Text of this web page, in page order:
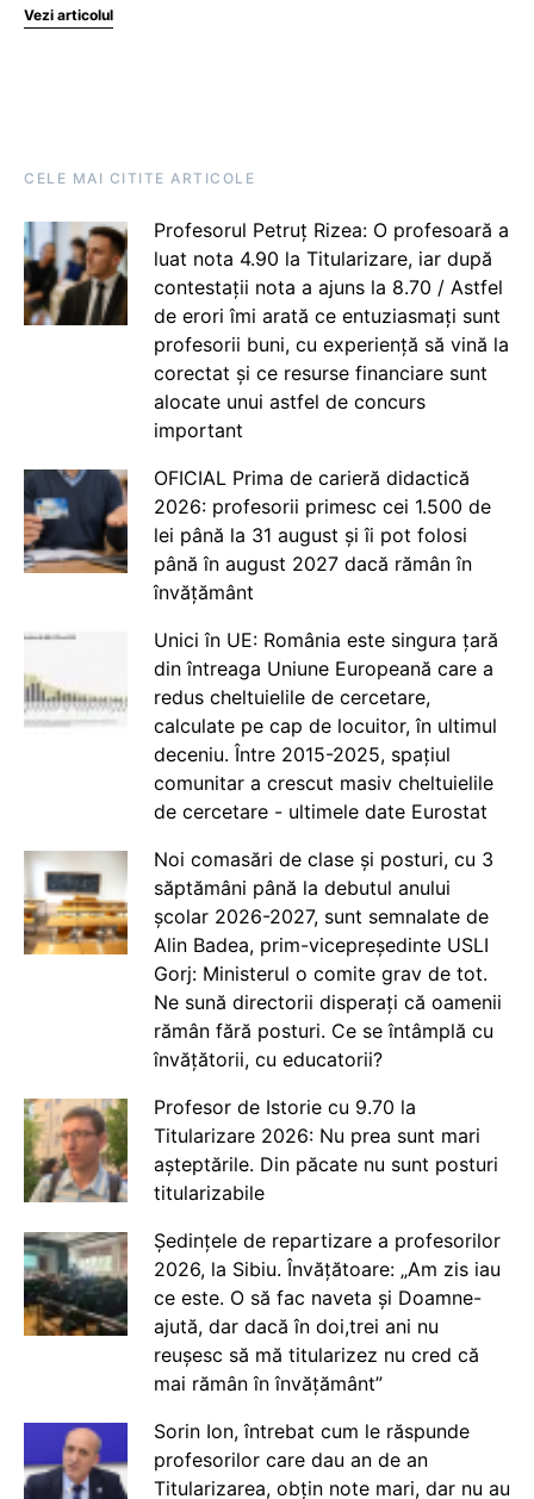
Vezi articolul
CELE MAI CITITE ARTICOLE
Profesorul Petruț Rizea: O profesoară a
luat nota 4.90 la Titularizare, iar după
contestații nota a ajuns la 8.70 / Astfel
de erori îmi arată ce entuziasmați sunt
profesorii buni, cu experiență să vină la
corectat și ce resurse financiare sunt
alocate unui astfel de concurs
important
OFICIAL Prima de carieră didactică
2026: profesorii primesc cei 1.500 de
lei până la 31 august și îi pot folosi
până în august 2027 dacă rămân în
învățământ
Unici în UE: România este singura țară
din întreaga Uniune Europeană care a
redus cheltuielile de cercetare,
calculate pe cap de locuitor, în ultimul
deceniu. Între 2015-2025, spațiul
comunitar a crescut masiv cheltuielile
de cercetare - ultimele date Eurostat
Noi comasări de clase și posturi, cu 3
săptămâni până la debutul anului
școlar 2026-2027, sunt semnalate de
Alin Badea, prim-vicepreședinte USLI
Gorj: Ministerul o comite grav de tot.
Ne sună directorii disperați că oamenii
rămân fără posturi. Ce se întâmplă cu
învățătorii, cu educatorii?
Profesor de Istorie cu 9.70 la
Titularizare 2026: Nu prea sunt mari
așteptările. Din păcate nu sunt posturi
titularizabile
Ședințele de repartizare a profesorilor
2026, la Sibiu. Învățătoare: „Am zis iau
ce este. O să fac naveta și Doamne-
ajută, dar dacă în doi,trei ani nu
reușesc să mă titularizez nu cred că
mai rămân în învățământ”
Sorin Ion, întrebat cum le răspunde
profesorilor care dau an de an
Titularizarea, obțin note mari, dar nu au